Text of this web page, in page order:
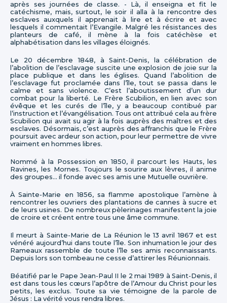
après ses journées de classe. - Là, il enseigna et fit le
catéchisme, mais, surtout, le soir il alla à la rencontre des
esclaves auxquels il apprenait à lire et à écrire et avec
lesquels il commentait l’Evangile. Malgré les résistances des
planteurs de café, il mène à la fois catéchèse et
alphabétisation dans les villages éloignés.
Le 20 décembre 1848, à Saint-Denis, la célébration de
l’abolition de l’esclavage suscite une explosion de joie sur la
place publique et dans les églises. Quand l’abolition de
l’esclavage fut proclamée dans l’île, tout se passa dans le
calme et sans violence. C’est l’aboutissement d’un dur
combat pour la liberté. Le Frère Scubilion, en lien avec son
évêque et les curés de l’île, y a beaucoup contibué par
l’instruction et l’évangélisation. Tous ont attribué cela au frère
Scubilion qui avait su agir à la fois auprès des maîtres et des
esclaves. Désormais, c’est auprès des affranchis que le Frère
poursuit avec ardeur son action, pour leur permettre de vivre
vraiment en hommes libres.
Nommé à la Possession en 1850, il parcourt les Hauts, les
Ravines, les Mornes. Toujours le sourire aux lèvres, il anime
des groupes... il fonde avec ses amis une Mutuelle ouvrière.
À Sainte-Marie en 1856, sa flamme apostolique l’amène à
rencontrer les ouvriers des plantations de cannes à sucre et
de leurs usines. De nombreux pèlerinages manifestent la joie
de croire et créent entre tous une âme commune.
Il meurt à Sainte-Marie de La Réunion le 13 avril 1867 et est
vénéré aujourd’hui dans toute l’île. Son inhumation le jour des
Rameaux rassemble de toute l’île ses amis reconnaissants.
Depuis lors son tombeau ne cesse d’attirer les Réunionnais.
Béatifié par le Pape Jean-Paul II le 2 mai 1989 à Saint-Denis, il
est dans tous les cœurs l’apôtre de l’Amour du Christ pour les
petits, les exclus. Toute sa vie témoigne de la parole de
Jésus : La vérité vous rendra libres.